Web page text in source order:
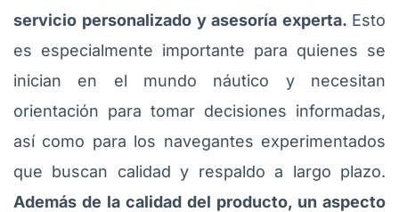
servicio personalizado y asesoría experta. Esto
es especialmente importante para quienes se
inician en el mundo náutico y necesitan
orientación para tomar decisiones informadas,
así como para los navegantes experimentados
que buscan calidad y respaldo a largo plazo.
Además de la calidad del producto, un aspecto